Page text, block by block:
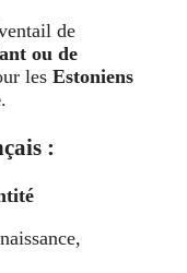
de
ou de
les Estoniens
.
: